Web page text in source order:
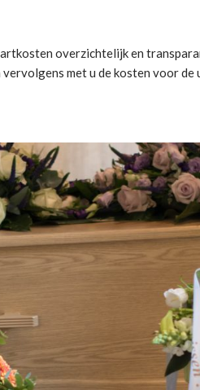
overzichtelijk en
met u de kosten voor